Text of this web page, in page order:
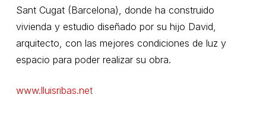
Sant Cugat (Barcelona), donde ha construido
vivienda y estudio diseñado por su hijo David,
arquitecto, con las mejores condiciones de luz y
espacio para poder realizar su obra.
www.lluisribas.net